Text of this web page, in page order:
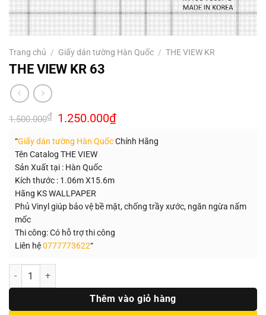
Trang chủ / Giấy dán tường Hàn Quốc / THE VIEW KR
THE VIEW KR 63
1.500.000₫ Giá
gốc
1.500.000₫.
1.250.000₫Giá
hiện
là:
“Giấy dán tường Hàn QuốcChính Hãng
Tên Catalog THE VIEW
Sản Xuất tại : Hàn Quốc
Kích thước : 1.06m X15.6m
Hãng KS WALLPAPER
Phủ Vinyl giúp bảo vệ bề mặt, chống trầy xước, ngăn ngừa nấm
mốc
Thi công: Có hỗ trợ thi công
Liên hệ0777773622“
Số lượng
Thêm vào giỏ hàng